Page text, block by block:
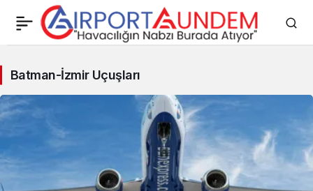
İzmir
Uçuşları
Haberleri
Batman-İzmir Uçuşları